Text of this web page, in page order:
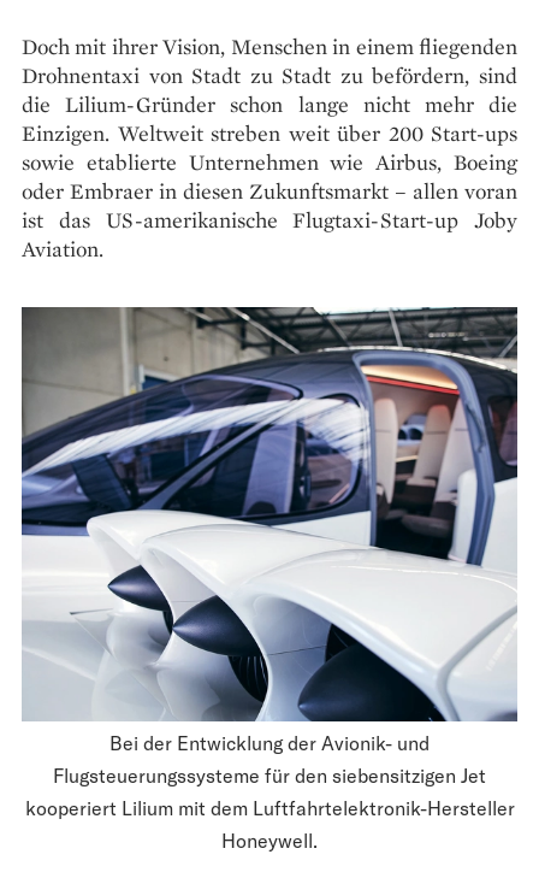
Doch mit ihrer Vision, Menschen in einem fliegenden
Drohnentaxi von Stadt zu Stadt zu befördern, sind
die Lilium-Gründer schon lange nicht mehr die
Einzigen. Weltweit streben weit über 200 Start-ups
sowie etablierte Unternehmen wie Airbus, Boeing
oder Embraer in diesen Zukunftsmarkt – allen voran
ist das US-amerikanische Flugtaxi-Start-up Joby
Aviation.
Bei der Entwicklung der Avionik- und
Flugsteuerungssysteme für den siebensitzigen Jet
kooperiert Lilium mit dem Luftfahrtelektronik-Hersteller
Honeywell.